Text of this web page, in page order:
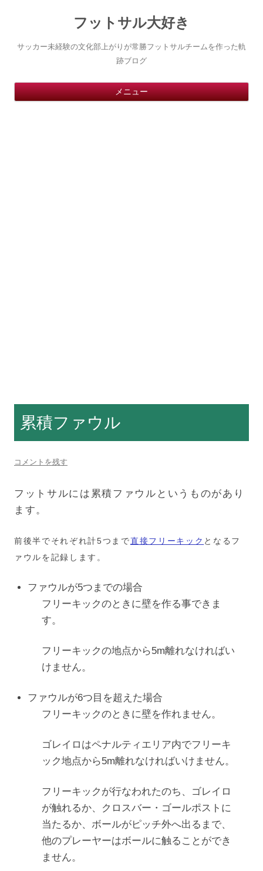
フットサル大好き
サッカー未経験の文化部上がりが常勝フットサルチームを作った軌
跡ブログ
メニュー
累積ファウル
コメントを残す
フットサルには累積ファウルというものがあり
ます。
前後半でそれぞれ計5つまで直接フリーキック となるフ
ァウルを記録します。
ファウルが5つまでの場合
フリーキックのときに壁を作る事できま
す。
フリーキックの地点から5m離れなければい
けません。
ファウルが6つ目を超えた場合
フリーキックのときに壁を作れません。
ゴレイロはペナルティエリア内でフリーキ
ック地点から5m離れなければいけません。
フリーキックが行なわれたのち、ゴレイロ
が触れるか、クロスバー・ゴールポストに
当たるか、ボールがピッチ外へ出るまで、
他のプレーヤーはボールに触ることができ
ません。